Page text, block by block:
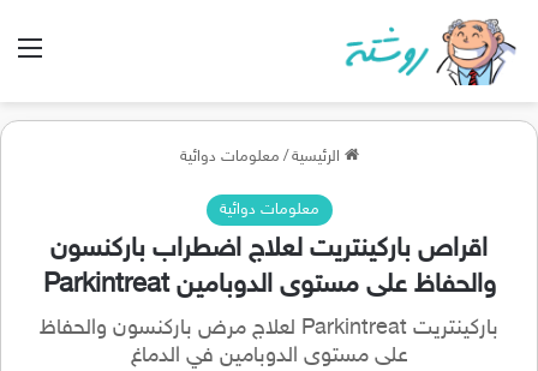
الرئيسية / معلومات دوائية
معلومات دوائية
اقراص باركينتريت لعلاج اضطراب باركنسون
والحفاظ على مستوى الدوبامين Parkintreat
باركينتريت Parkintreat لعلاج مرض باركنسون والحفاظ
على مستوى الدوبامين في الدماغ